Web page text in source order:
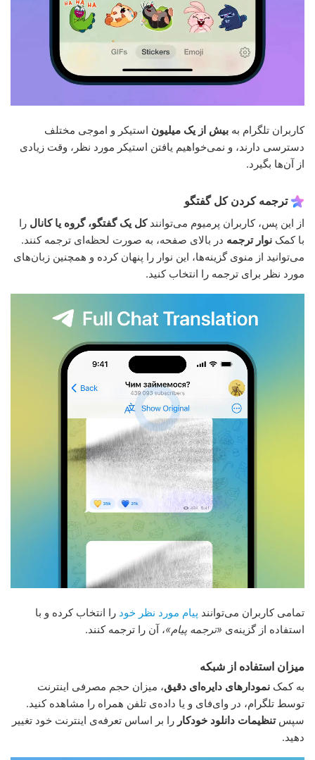
کاربران تلگرام به بیش از یک میلیون استیکر و اموجی مختلف
دسترسی دارند، و نمی‌خواهیم یافتن استیکر مورد نظر، وقت زیادی
از آن‌ها بگیرد.
ترجمه کردن کل گفتگو
از این پس، کاربران پرمیوم می‌توانندکل یک گفتگو، گروه یا کانال را
با کمک نوار ترجمه در بالای صفحه، به صورت لحظه‌ای ترجمه کنند.
می‌توانید از منوی گزینه‌ها، این نوار را پنهان کرده و همچنین زبان‌های
مورد نظر برای ترجمه را انتخاب کنید.
تمامی کاربران می‌توانند پیام مورد نظر خود را انتخاب کرده و با
استفاده از گزینه‌ی «ترجمه پیام»، آن را ترجمه کنند.
میزان استفاده از شبکه
به کمک نمودارهای دایره‌ای دقیق، میزان حجم مصرفی اینترنت
توسط تلگرام، در وای‌فای و یا داده‌ی تلفن همراه را مشاهده کنید.
سپستنظیمات دانلود خودکار را بر اساس تعرفه‌ی اینترنت خود تغییر
دهید.